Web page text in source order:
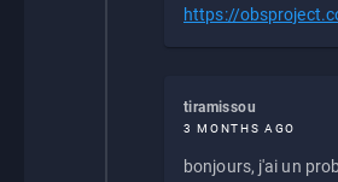
https://
tiramissou
3 MONTHS AGO
bonjours, j'ai un